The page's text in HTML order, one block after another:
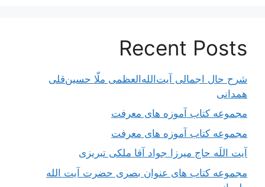
Recent Posts
شرح حال اجمالی آیت‌الله‌العظمی ملّا حسین‌قلی
همدانی
مجموعه کتاب آموزه های معرفت
مجموعه کتاب آموزه های معرفت
آیت اللَه حاج میرزا جواد آقا ملکی تبریزی
مجموعه کتاب های عنوان بصری حضرت آیت الله